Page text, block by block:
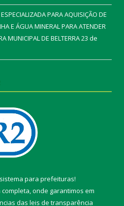
PARA AQUISIÇÃO DE
E ÁGUA MINERAL PARA ATENDER
MUNICIPAL DE BELTERRA23 de
sistema para prefeituras!
completa, onde garantimos em
das leis de transparência